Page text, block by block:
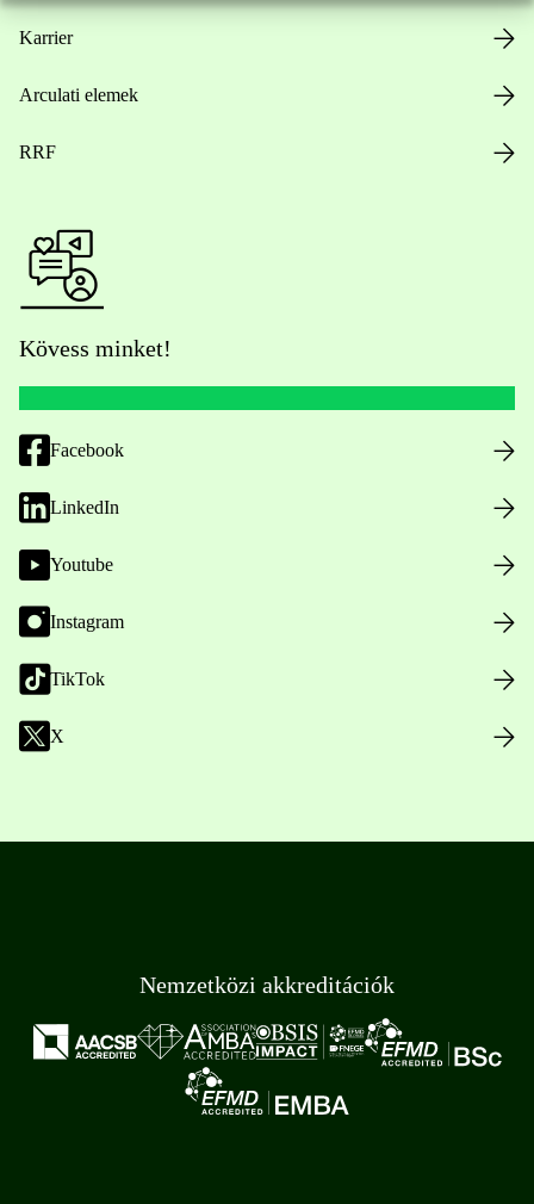
Karrier
Arculati elemek
RRF
Kövess minket!
Facebook
LinkedIn
Youtube
Instagram
TikTok
X
Nemzetközi akkreditációk